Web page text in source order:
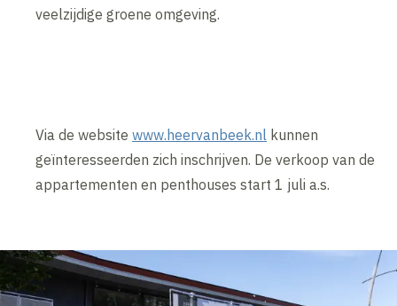
veelzijdige groene omgeving.
Via de websitewww.heervanbeek.nl kunnen
geïnteresseerden zich inschrijven. De verkoop van de
appartementen en penthouses start 1 juli a.s.